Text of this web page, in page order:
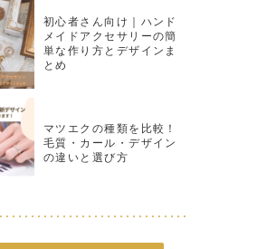
初心者さん向け｜ハンド
メイドアクセサリーの簡
単な作り方とデザインま
とめ
マツエクの種類を比較！
毛質・カール・デザイン
の違いと選び方